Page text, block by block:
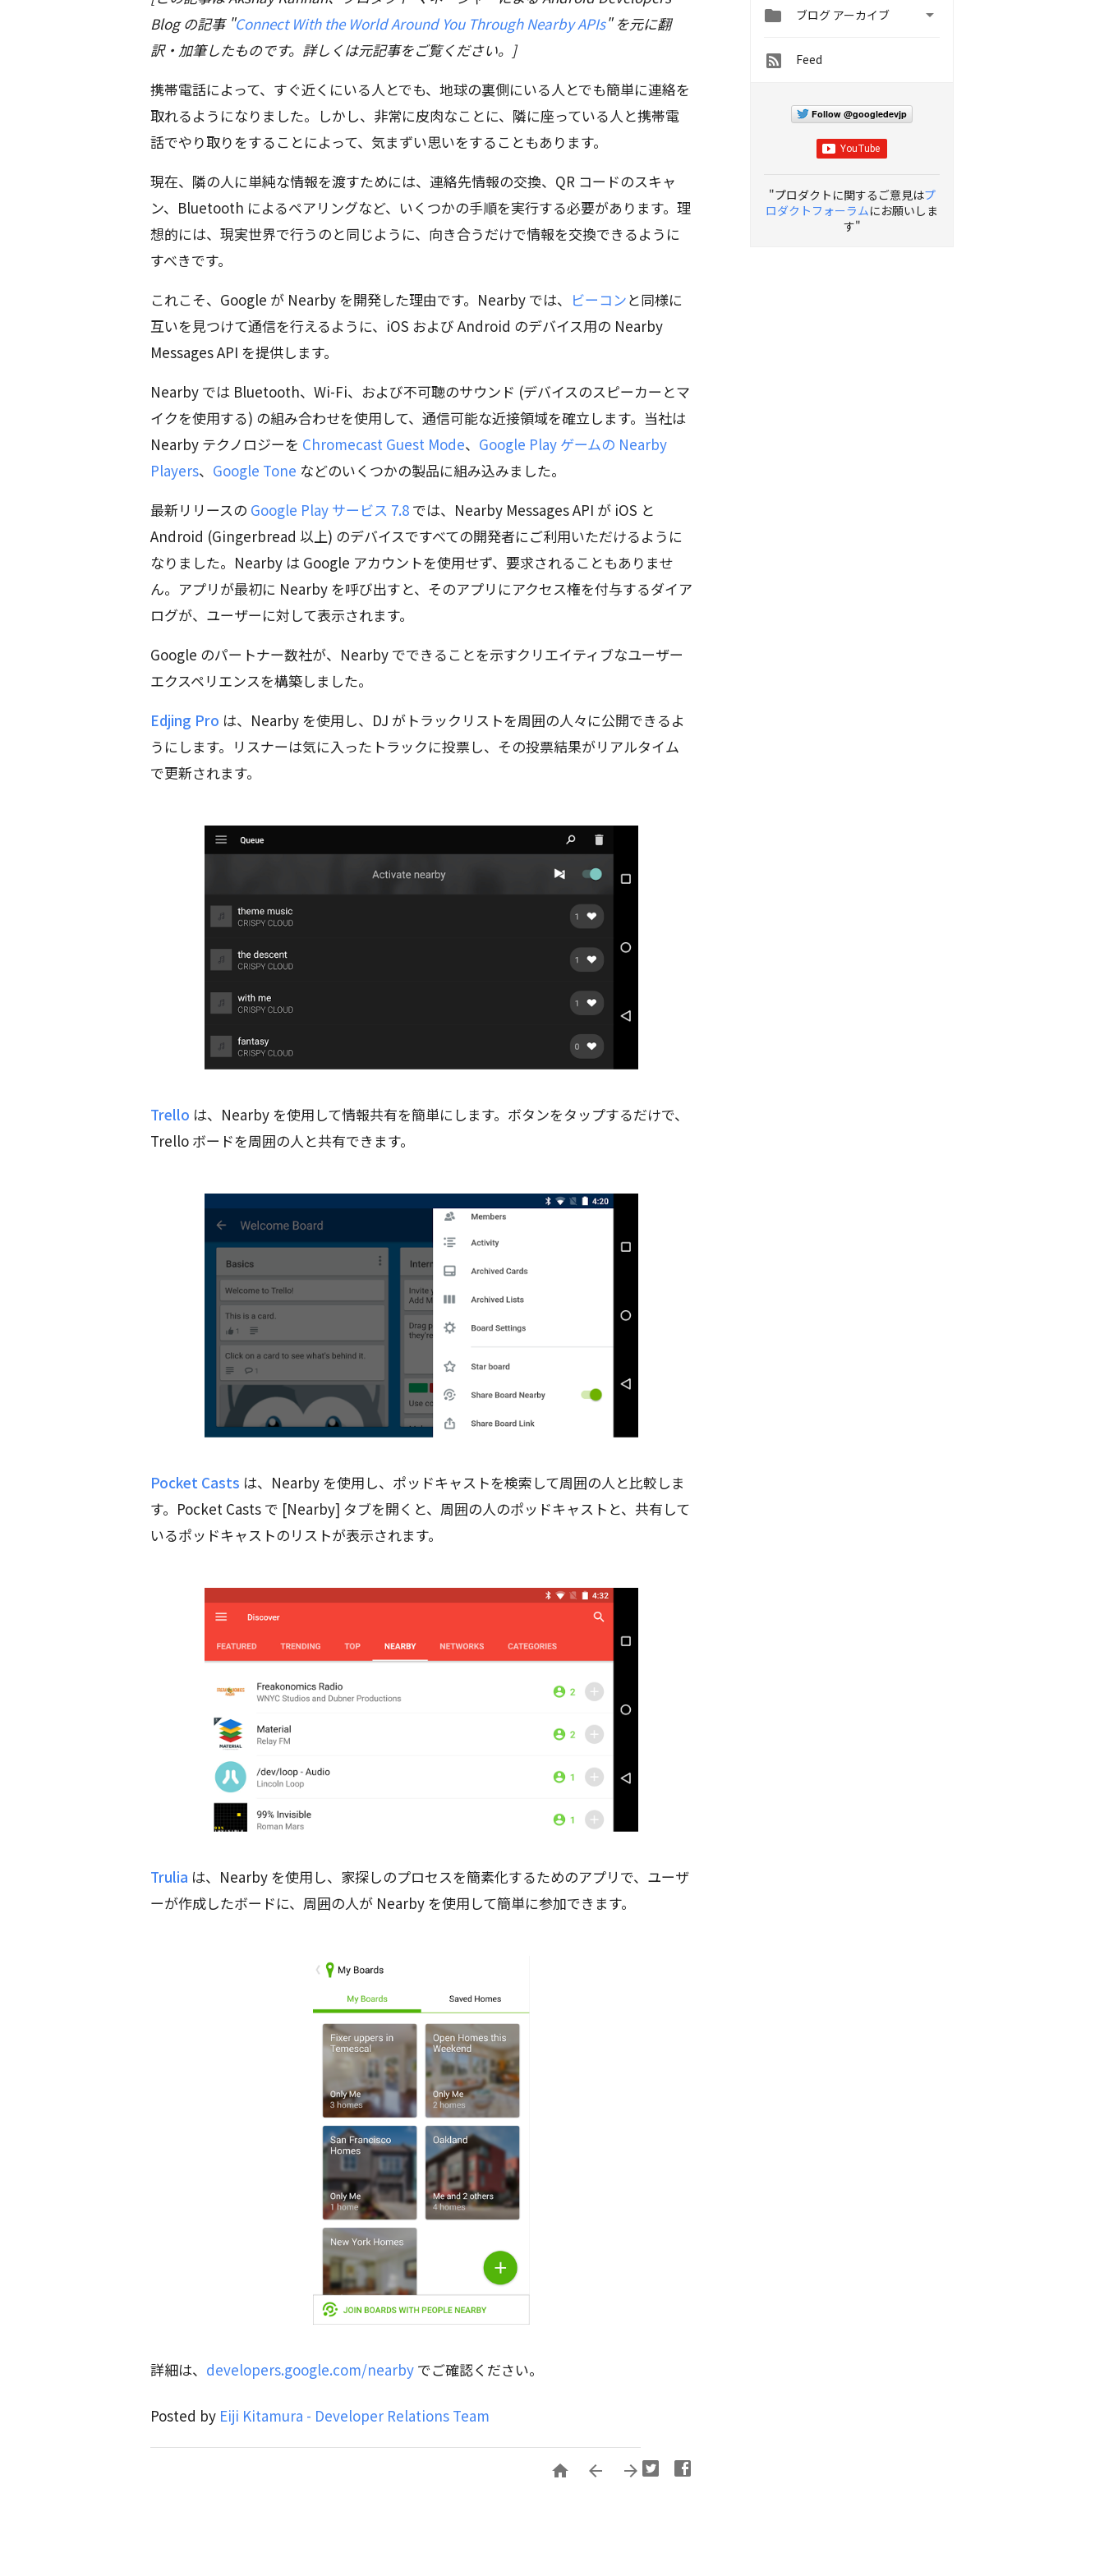
Blog の記事 "Connect With the World Around You Through Nearby APIs" を元に翻
訳・加筆したものです。詳しくは元記事をご覧ください。]
携帯電話によって、すぐ近くにいる人とでも、地球の裏側にいる人とでも簡単に連絡を
取れるようになりました。しかし、非常に皮肉なことに、隣に座っている人と携帯電
話でやり取りをすることによって、気まずい思いをすることもあります。
現在、隣の人に単純な情報を渡すためには、連絡先情報の交換、QR コードのスキャ
ン、Bluetooth によるペアリングなど、いくつかの手順を実行する必要があります。理
想的には、現実世界で行うのと同じように、向き合うだけで情報を交換できるように
すべきです。
これこそ、Google が Nearby を開発した理由です。Nearby では、 ビーコンと同様に
互いを見つけて通信を行えるように、iOS および Android のデバイス用の Nearby
Messages API を提供します。
Nearby では Bluetooth、Wi-Fi、および不可聴のサウンド (デバイスのスピーカーとマ
イクを使用する) の組み合わせを使用して、通信可能な近接領域を確立します。当社は
Nearby テクノロジーを Chromecast Guest Mode、 Google Play ゲームの Nearby
Players、 Google Tone などのいくつかの製品に組み込みました。
最新リリースの Google Play サービス 7.8 では、Nearby Messages API が iOS と
Android (Gingerbread 以上) のデバイスですべての開発者にご利用いただけるように
なりました。Nearby は Google アカウントを使用せず、要求されることもありませ
ん。アプリが最初に Nearby を呼び出すと、そのアプリにアクセス権を付与するダイア
ログが、ユーザーに対して表示されます。
Google のパートナー数社が、Nearby でできることを示すクリエイティブなユーザー
エクスペリエンスを構築しました。
Edjing Pro は、Nearby を使用し、DJ がトラックリストを周囲の人々に公開できるよ
うにします。リスナーは気に入ったトラックに投票し、その投票結果がリアルタイム
で更新されます。
Trello は、Nearby を使用して情報共有を簡単にします。ボタンをタップするだけで、
Trello ボードを周囲の人と共有できます。
Pocket Casts は、Nearby を使用し、ポッドキャストを検索して周囲の人と比較しま
す。Pocket Casts で [Nearby] タブを開くと、周囲の人のポッドキャストと、共有して
いるポッドキャストのリストが表示されます。
Trulia は、Nearby を使用し、家探しのプロセスを簡素化するためのアプリで、ユーザ
ーが作成したボードに、周囲の人が Nearby を使用して簡単に参加できます。
詳細は、 developers.google.com/nearby でご確認ください。
Posted by Eiji Kitamura - Developer Relations Team
  
 ブログ アーカイブ 
Feed
Follow @googledevjp
"プロダクトに関するご意見はプ
ロダクトフォーラムにお願いしま
す"